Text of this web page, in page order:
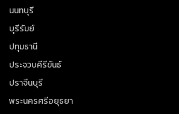
นนทบุรี
บุรีรัมย์
ปทุมธานี
ประจวบคีรีขันธ์
ปราจีนบุรี
พระนครศรีอยุธยา